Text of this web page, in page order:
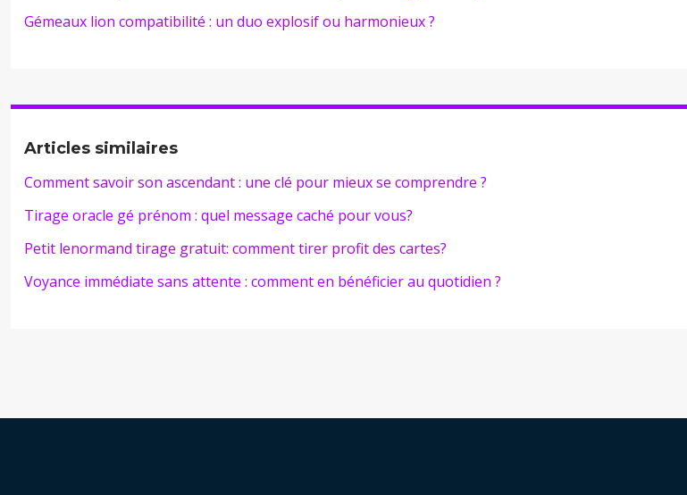
Gémeaux lion compatibilité : un duo explosif ou harmonieux ?
Articles similaires
Comment savoir son ascendant : une clé pour mieux se comprendre ?
Tirage oracle gé prénom : quel message caché pour vous?
Petit lenormand tirage gratuit: comment tirer profit des cartes?
Voyance immédiate sans attente : comment en bénéficier au quotidien ?